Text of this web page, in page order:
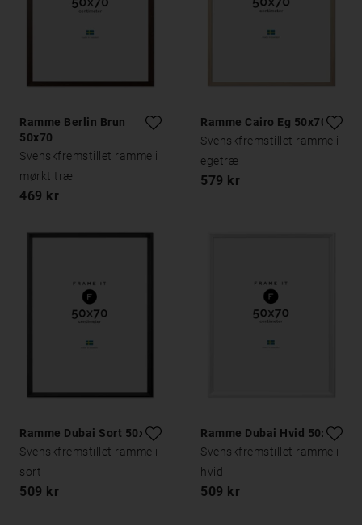
Ramme Berlin Brun
50x70
Svenskfremstillet ramme i
mørkt træ
469 kr
Ramme Cairo Eg 50x70
Svenskfremstillet ramme i
egetræ
579 kr
Ramme Dubai Sort 50x70
Svenskfremstillet ramme i
sort
509 kr
Ramme Dubai Hvid 50x70
Svenskfremstillet ramme i
hvid
509 kr